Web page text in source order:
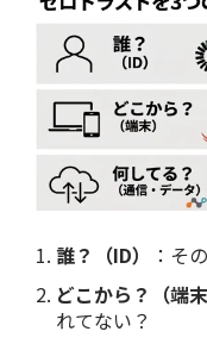
誰？（ID）
：そ
どこから？（端末
れてない？